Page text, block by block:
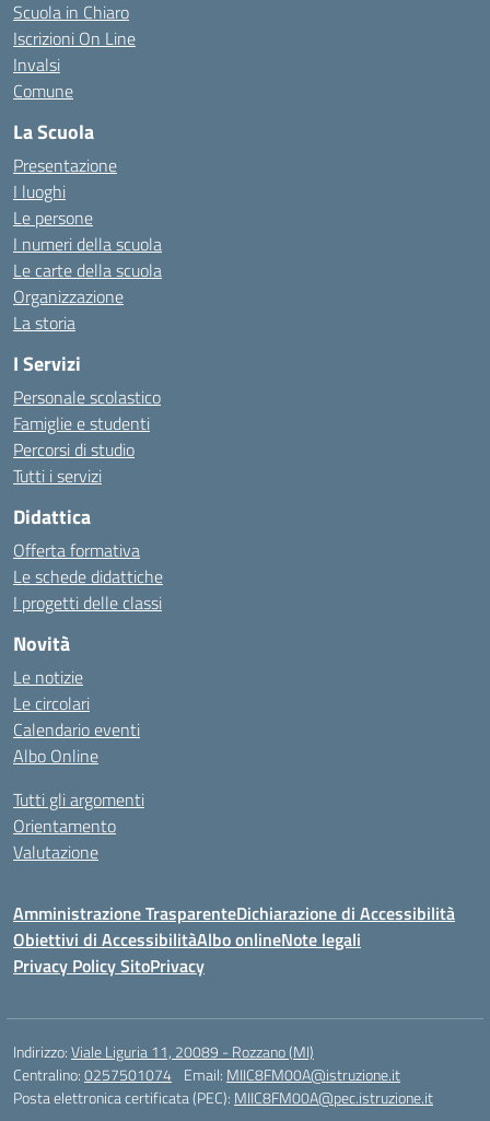
Scuola in Chiaro
Iscrizioni On Line
Invalsi
Comune
La Scuola
Presentazione
I luoghi
Le persone
I numeri della scuola
Le carte della scuola
Organizzazione
La storia
I Servizi
Personale scolastico
Famiglie e studenti
Percorsi di studio
Tutti i servizi
Didattica
Offerta formativa
Le schede didattiche
I progetti delle classi
Novità
Le notizie
Le circolari
Calendario eventi
Albo Online
Tutti gli argomenti
Orientamento
Valutazione
Amministrazione TrasparenteDichiarazione di Accessibilità
Obiettivi di AccessibilitàAlbo onlineNote legali
Privacy Policy SitoPrivacy
Indirizzo:Viale Liguria 11, 20089 - Rozzano (MI)
Centralino:0257501074 Email: MIIC8FM00A@istruzione.it
Posta elettronica certificata (PEC): MIIC8FM00A@pec.istruzione.it